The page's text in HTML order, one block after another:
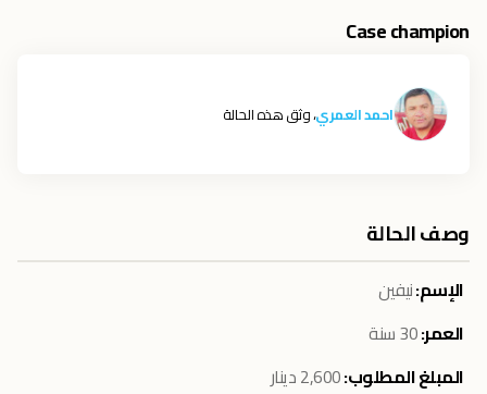
Case champion
احمد العمري، وثق هذه الحالة
وصف الحالة
الإسم:نيفين
العمر:30 سنة
المبلغ المطلوب:2,600 دينار